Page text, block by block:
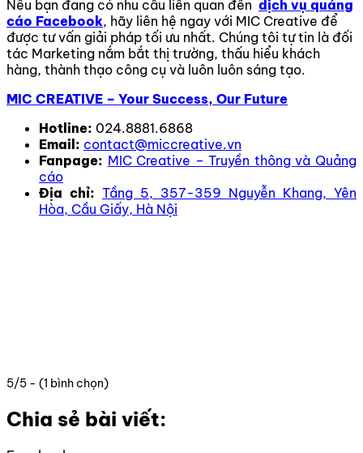
Nếu bạn đang có nhu cầu liên quan đến dịch vụ quảng
cáo Facebook, hãy liên hệ ngay với MIC Creative để
được tư vấn giải pháp tối ưu nhất. Chúng tôi tự tin là đối
tác Marketing nắm bắt thị trường, thấu hiểu khách
hàng, thành thạo công cụ và luôn luôn sáng tạo.
MIC CREATIVE – Your Success, Our Future
Hotline: 024.8881.6868
Email: contact@miccreative.vn
Fanpage: MIC Creative – Truyền thông và Quảng
cáo
Địa chỉ: Tầng 5, 357-359 Nguyễn Khang, Yên
Hòa, Cầu Giấy, Hà Nội
5/5 - (1 bình chọn)
Chia sẻ bài viết: